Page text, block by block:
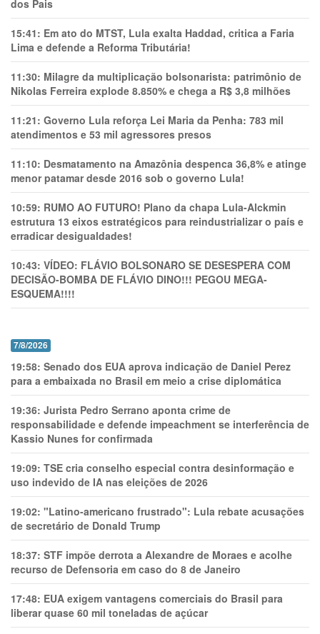
dos Pais
15:41: Em ato do MTST, Lula exalta Haddad, critica a Faria
Lima e defende a Reforma Tributária!
11:30: Milagre da multiplicação bolsonarista: patrimônio de
Nikolas Ferreira explode 8.850% e chega a R$ 3,8 milhões
11:21: Governo Lula reforça Lei Maria da Penha: 783 mil
atendimentos e 53 mil agressores presos
11:10: Desmatamento na Amazônia despenca 36,8% e atinge
menor patamar desde 2016 sob o governo Lula!
10:59: RUMO AO FUTURO! Plano da chapa Lula-Alckmin
estrutura 13 eixos estratégicos para reindustrializar o país e
erradicar desigualdades!
10:43: VÍDEO: FLÁVIO BOLSONARO SE DESESPERA COM
DECISÃO-BOMBA DE FLÁVIO DINO!!! PEGOU MEGA-
ESQUEMA!!!!
7/8/2026
19:58: Senado dos EUA aprova indicação de Daniel Perez
para a embaixada no Brasil em meio a crise diplomática
19:36: Jurista Pedro Serrano aponta crime de
responsabilidade e defende impeachment se interferência de
Kassio Nunes for confirmada
19:09: TSE cria conselho especial contra desinformação e
uso indevido de IA nas eleições de 2026
19:02: "Latino-americano frustrado": Lula rebate acusações
de secretário de Donald Trump
18:37: STF impõe derrota a Alexandre de Moraes e acolhe
recurso de Defensoria em caso do 8 de Janeiro
17:48: EUA exigem vantagens comerciais do Brasil para
liberar quase 60 mil toneladas de açúcar